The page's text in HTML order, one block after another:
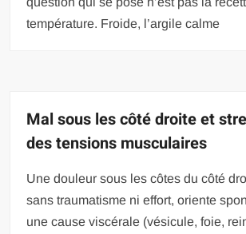
température. Froide, l’argile calme
Mal sous les côté droite et
des tensions musculaires
Une douleur sous les côtes du côté
sans traumatisme ni effort, oriente
une cause viscérale (vésicule, foie,